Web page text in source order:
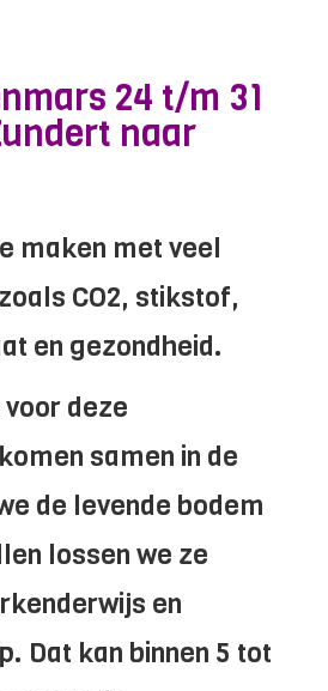
24 t/m 31
naar
maken met veel
CO2, stikstof,
en gezondheid.
deze
samen in de
de levende bodem
lossen we ze
en
Dat kan binnen 5 tot